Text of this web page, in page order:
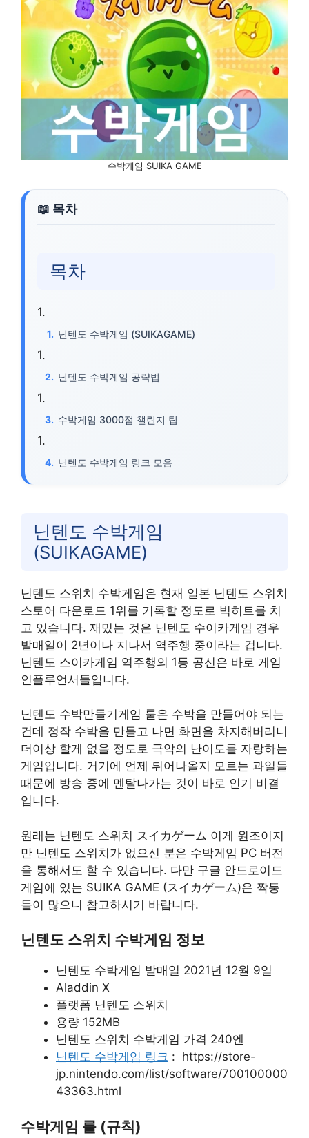
수박게임 SUIKA GAME
목차
닌텐도 수박게임 (SUIKAGAME)
닌텐도 수박게임 공략법
수박게임 3000점 챌린지 팁
닌텐도 수박게임 링크 모음
닌텐도 수박게임
(SUIKAGAME)
닌텐도 스위치 수박게임은 현재 일본 닌텐도 스위치
스토어 다운로드 1위를 기록할 정도로 빅히트를 치
고 있습니다. 재밌는 것은 닌텐도 수이카게임 경우
발매일이 2년이나 지나서 역주행 중이라는 겁니다.
닌텐도 스이카게임 역주행의 1등 공신은 바로 게임
인플루언서들입니다.
닌텐도 수박만들기게임 룰은 수박을 만들어야 되는
건데 정작 수박을 만들고 나면 화면을 차지해버리니
더이상 할게 없을 정도로 극악의 난이도를 자랑하는
게임입니다. 거기에 언제 튀어나올지 모르는 과일들
때문에 방송 중에 멘탈나가는 것이 바로 인기 비결
입니다.
원래는 닌텐도 스위치 スイカゲーム 이게 원조이지
만 닌텐도 스위치가 없으신 분은 수박게임 PC 버전
을 통해서도 할 수 있습니다. 다만 구글 안드로이드
게임에 있는 SUIKA GAME (スイカゲーム)은 짝퉁
들이 많으니 참고하시기 바랍니다.
닌텐도 스위치 수박게임 정보
닌텐도 수박게임 발매일 2021년 12월 9일
Aladdin X
플랫폼 닌텐도 스위치
용량 152MB
닌텐도 스위치 수박게임 가격 240엔
닌텐도 수박게임 링크 : https://store-
jp.nintendo.com/list/software/700100000
43363.html
수박게임 룰 (규칙)